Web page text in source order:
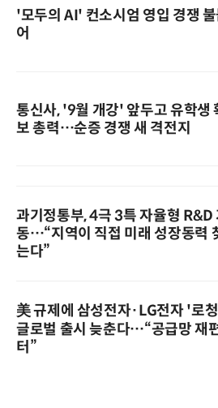
'모두의 AI' 컨소시엄 영입 경쟁
어
통신사, '9월 개강' 앞두고 유학생
보 총력…순증 경쟁 새 격전지
과기정통부, 4극 3특 자율형 R&D
동…“지역이 직접 미래 성장동력
는다”
美 규제에 삼성전자·LG전자 '로
글로벌 출시 늦춘다…“공급망 재
터”